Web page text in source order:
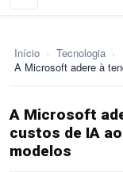
Início › Tecnologia ›
A Microsoft adere à
A Microsoft
custos de IA
modelos